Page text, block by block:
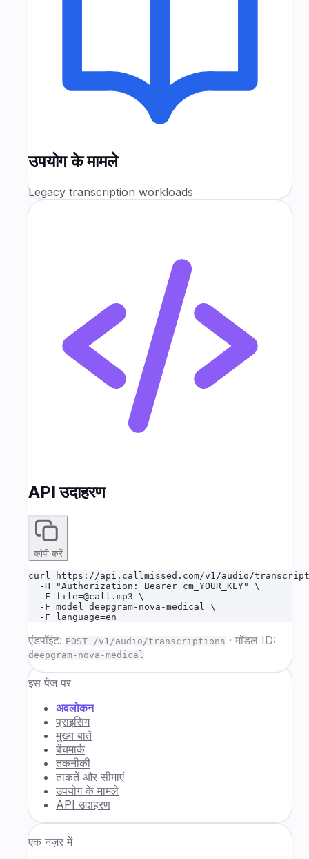
उपयोग के मामले
Legacy transcription workloads
API उदाहरण
कॉपी करें
curl https://api.callmissed.com/v1/audio/
  -H "Authorization: Bearer cm_YOUR_KEY" \
  -F file=@call.mp3 \
  -F model=deepgram-nova-medical \
  -F language=en
एंडपॉइंट: POST /v1/audio/transcriptions · मॉडल ID:
deepgram-nova-medical
इस पेज पर
अवलोकन
प्राइसिंग
मुख्य बातें
बेंचमार्क
तकनीकी
ताकतें और सीमाएं
उपयोग के मामले
API उदाहरण
एक नज़र में